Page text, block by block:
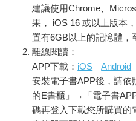
最後，公司派出最厲害的「咒
客調解員」聆聽對方說話，讓
聲，過程中只是點點頭說「沒
「我靜靜聆聽，以前從沒有電
我的態度也漸漸越來越友善了
意，第二次、第三次也都沒有
決了。他甚至主動向公共服務
建議使用Chrome、
果， iOS 16 或以上版本
置有6GB以上的記憶體，
離線閱讀：
APP下載： iOS
Android
安裝電子書APP後，請
的E書櫃」→「電子書
碼再登入下載您所購買的